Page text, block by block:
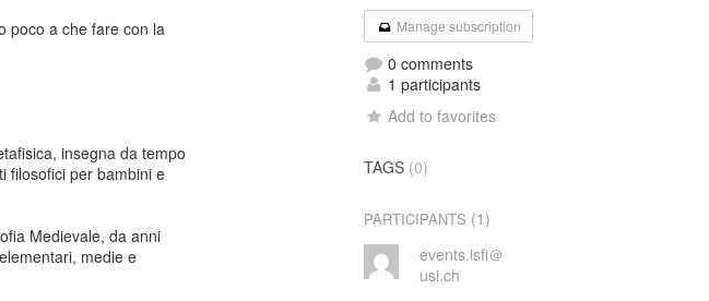
poco a che fare con la
insegna da tempo
filosofici per bambini e
Medievale, da anni
medie e
Manage subscription
0 comments
1 participants
Add to favorites
TAGS (0)
PARTICIPANTS (1)
events.isfi＠
usi.ch